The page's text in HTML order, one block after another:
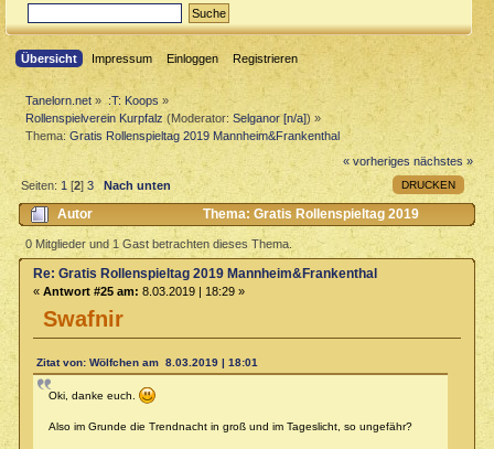
Übersicht Impressum Einloggen Registrieren
Tanelorn.net » :T: Koops »
Rollenspielverein Kurpfalz (Moderator:Selganor [n/a]) »
Thema:Gratis Rollenspieltag 2019 Mannheim&Frankenthal
« vorheriges nächstes »
DRUCKEN
Seiten:1 [2]3 Nach unten
Autor
Thema: Gratis Rollenspieltag 2019
Mannheim&Frankenthal (Gelesen 13273 mal)
0 Mitglieder und 1 Gast betrachten dieses Thema.
Swafnir
Re: Gratis Rollenspieltag 2019 Mannheim&Frankenthal
« Antwort #25 am: 8.03.2019 | 18:29 »
Zitat von: Wölfchen am 8.03.2019 | 18:01
Oki, danke euch.
Also im Grunde die Trendnacht in groß und im Tageslicht, so ungefähr?